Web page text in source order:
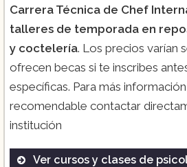
Carrera Técnica de Chef
talleres de temporada en
y coctelería. Los precios varían
ofrecen becas si te inscribes
específicas. Para más
recomendable contactar
institución
Ver cursos y clases de